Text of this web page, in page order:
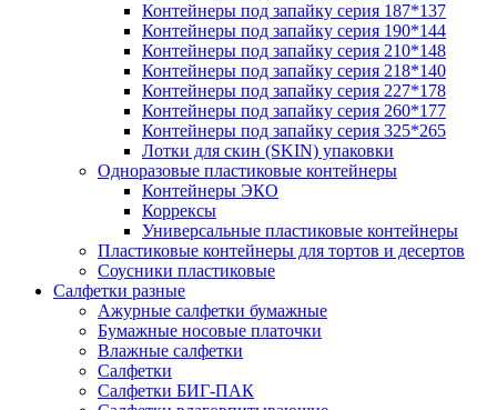
Контейнеры под запайку серия 187*137
Контейнеры под запайку серия 190*144
Контейнеры под запайку серия 210*148
Контейнеры под запайку серия 218*140
Контейнеры под запайку серия 227*178
Контейнеры под запайку серия 260*177
Контейнеры под запайку серия 325*265
Лотки для скин (SKIN) упаковки
Одноразовые пластиковые контейнеры
Контейнеры ЭКО
Коррексы
Универсальные пластиковые контейнеры
Пластиковые контейнеры для тортов и десертов
Соусники пластиковые
Салфетки разные
Ажурные салфетки бумажные
Бумажные носовые платочки
Влажные салфетки
Салфетки
Салфетки БИГ-ПАК